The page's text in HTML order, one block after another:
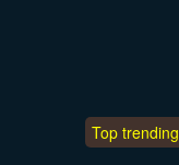
Top trending